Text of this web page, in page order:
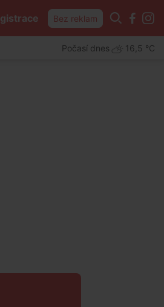
Bez reklam
Počasí dnes 16,5 °C